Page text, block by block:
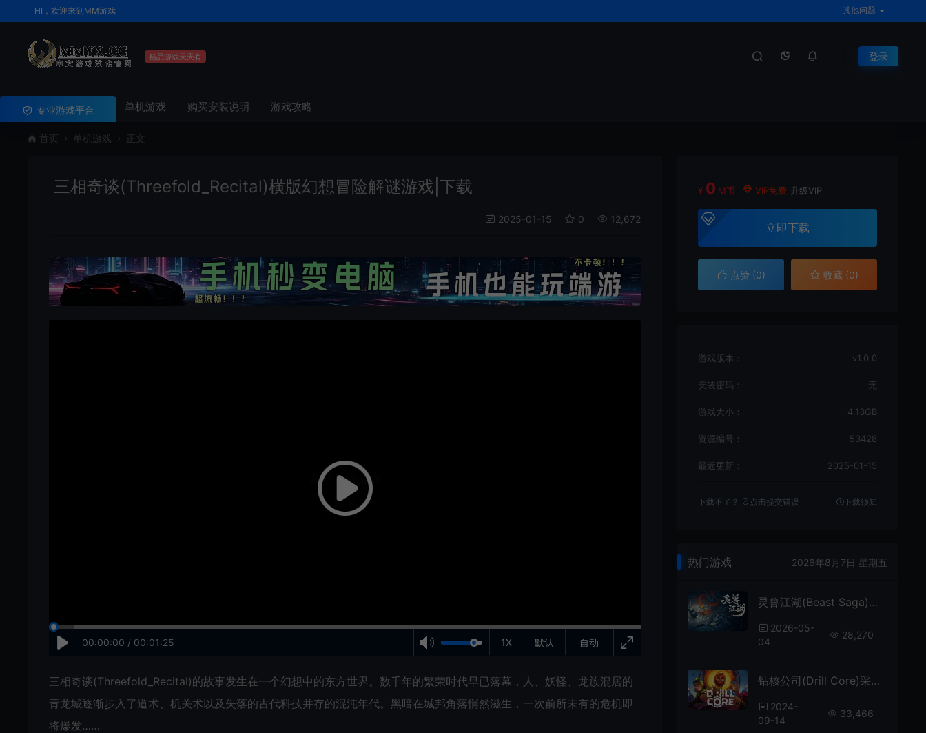
HI，欢迎来到MM游戏 其他问题
精品游戏天天有 登录
专业游戏平台 单机游戏 购买安装说明 游戏攻略
首页 单机游戏 正文
三相奇谈(Threefold_Recital)横版幻想冒险解谜游戏|下载
2025-01-15 0 12,672
自动
1X 默认
00:00:00 / 00:01:25
三相奇谈(Threefold_Recital)的故事发生在一个幻想中的东方世界。数千年的繁荣时代早已落幕，人、妖怪、龙族混居的
青龙城逐渐步入了道术、机关术以及失落的古代科技并存的混沌年代。黑暗在城邦角落悄然滋生，一次前所未有的危机即
将爆发……
¥ 0 M币 VIP免费 升级VIP
立即下载
点赞 (0) 收藏 (0)
游戏版本： v1.0.0
安装密码： 无
游戏大小： 4.13GB
资源编号： 53428
最近更新： 2025-01-15
下载不了？ 点击提交错误 下载须知
热门游戏 2026年8月7日 星期五
灵兽江湖(Beast Saga)放世界灵兽武侠RPG游戏|下载
2026-05-
04
28,270
钻核公司(Drill Core)采矿建设生存策略游戏|下载
2024-
09-14
33,466